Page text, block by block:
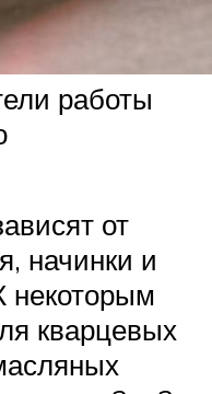
работы
от
начинки и
некоторым
кварцевых